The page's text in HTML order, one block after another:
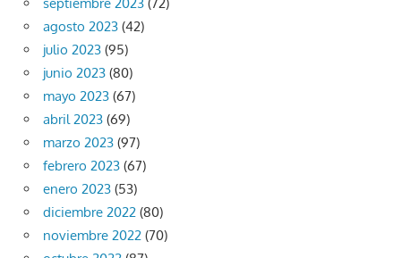
agosto 2023 (42)
julio 2023 (95)
junio 2023 (80)
mayo 2023 (67)
abril 2023 (69)
marzo 2023 (97)
febrero 2023 (67)
enero 2023 (53)
diciembre 2022 (80)
noviembre 2022 (70)